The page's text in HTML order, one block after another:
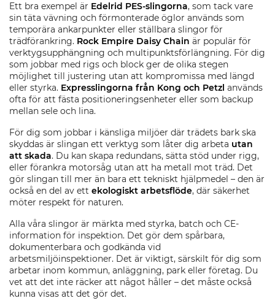
Ett bra exempel är Edelrid PES-slingorna, som tack vare
sin täta vävning och förmonterade öglor används som
temporära ankarpunkter eller ställbara slingor för
trädförankring. Rock Empire Daisy Chain är populär för
verktygsupphängning och multipunktsförlängning. För dig
som jobbar med rigs och block ger de olika stegen
möjlighet till justering utan att kompromissa med längd
eller styrka. Expresslingorna från Kong och Petzl används
ofta för att fästa positioneringsenheter eller som backup
mellan sele och lina.
För dig som jobbar i känsliga miljöer där trädets bark ska
skyddas är slingan ett verktyg som låter dig arbeta utan
att skada. Du kan skapa redundans, sätta stöd under rigg,
eller förankra motorsåg utan att ha metall mot träd. Det
gör slingan till mer än bara ett tekniskt hjälpmedel – den är
också en del av ett ekologiskt arbetsflöde, där säkerhet
möter respekt för naturen.
Alla våra slingor är märkta med styrka, batch och CE-
information för inspektion. Det gör dem spårbara,
dokumenterbara och godkända vid
arbetsmiljöinspektioner. Det är viktigt, särskilt för dig som
arbetar inom kommun, anläggning, park eller företag. Du
vet att det inte räcker att något håller – det måste också
kunna visas att det gör det.